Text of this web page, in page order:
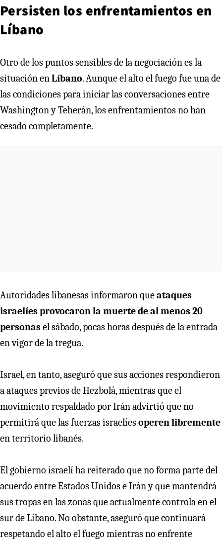
Persisten los enfrentamientos en
Líbano
Otro de los puntos sensibles de la negociación es la
situación enLíbano. Aunque el alto el fuego fue una de
las condiciones para iniciar las conversaciones entre
Washington y Teherán, los enfrentamientos no han
cesado completamente.
Autoridades libanesas informaron queataques
israelíes provocaron la muerte de al menos 20
personasel sábado, pocas horas después de la entrada
en vigor de la tregua.
Israel, en tanto, aseguró que sus acciones respondieron
a ataques previos de Hezbolá, mientras que el
movimiento respaldado por Irán advirtió que no
permitirá que las fuerzas israelíesoperen libremente
en territorio libanés.
El gobierno israelí ha reiterado que no forma parte del
acuerdo entre Estados Unidos e Irán y que mantendrá
sus tropas en las zonas que actualmente controla en el
sur de Líbano. No obstante, aseguró que continuará
respetando el alto el fuego mientras no enfrente